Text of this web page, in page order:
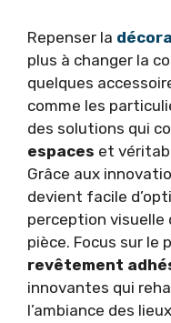
Repenser la
plus à changer la
quelques
comme les
des solutions qui
espaces et
Grâce aux
devient facile
perception visuelle
pièce. Focus sur le
revêtement
innovantes qui
l’ambiance des